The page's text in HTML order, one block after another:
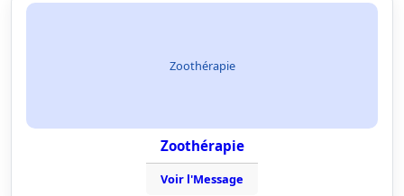
Zoothérapie
Zoothérapie
Voir l'Message